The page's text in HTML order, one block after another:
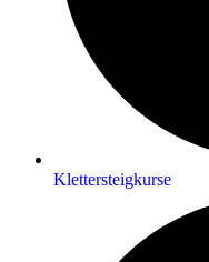
Klettersteigkurse